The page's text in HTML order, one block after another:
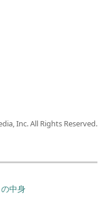
Inc. All Rights Reserved.
中身